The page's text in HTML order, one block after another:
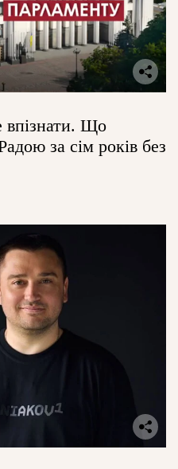
впізнати. Що
за сім років без